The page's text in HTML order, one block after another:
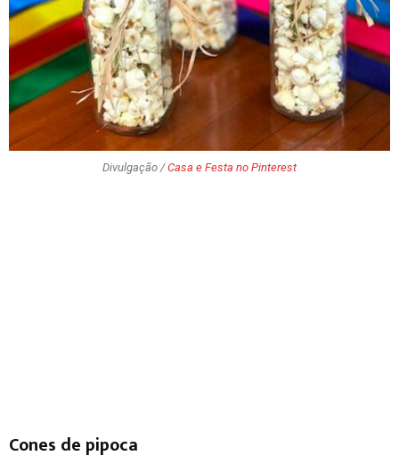
Divulgação /Casa e Festa no Pinterest
Cones de pipoca